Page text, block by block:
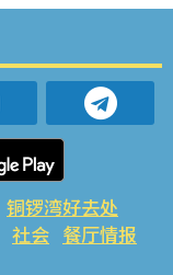
铜锣湾好去处
社会 餐厅情报